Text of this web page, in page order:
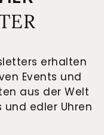
erhalten
Events und
aus der Welt
edler Uhren